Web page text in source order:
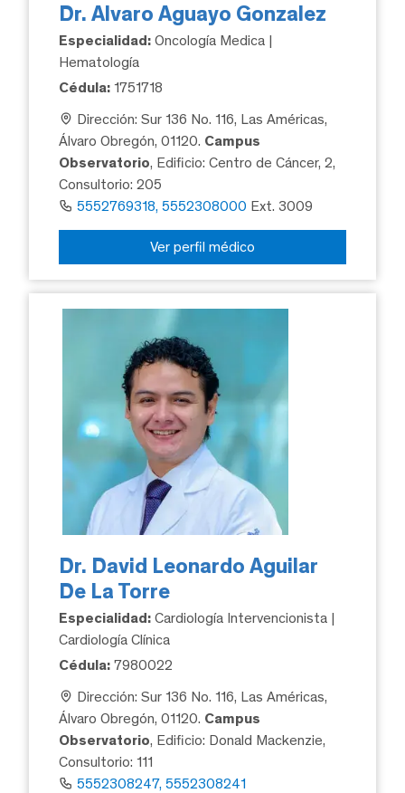
Dr. Alvaro Aguayo Gonzalez
Especialidad: Oncología Medica |
Hematología
Cédula: 1751718
Dirección: Sur 136 No. 116, Las Américas,
Álvaro Obregón, 01120. Campus
Observatorio, Edificio: Centro de Cáncer, 2,
Consultorio: 205
5552769318, 5552308000 Ext. 3009
Ver perfil médico
Dr. David Leonardo Aguilar
De La Torre
Especialidad: Cardiología Intervencionista |
Cardiología Clínica
Cédula: 7980022
Dirección: Sur 136 No. 116, Las Américas,
Álvaro Obregón, 01120. Campus
Observatorio, Edificio: Donald Mackenzie,
Consultorio: 111
5552308247, 5552308241